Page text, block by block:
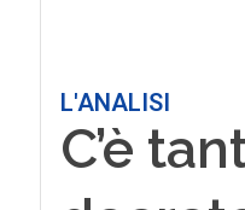
L'ANALISI
C’è